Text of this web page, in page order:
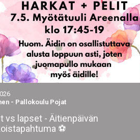
- Pallokoulu Pojat
vs lapset - Äitienpäivän
⚽